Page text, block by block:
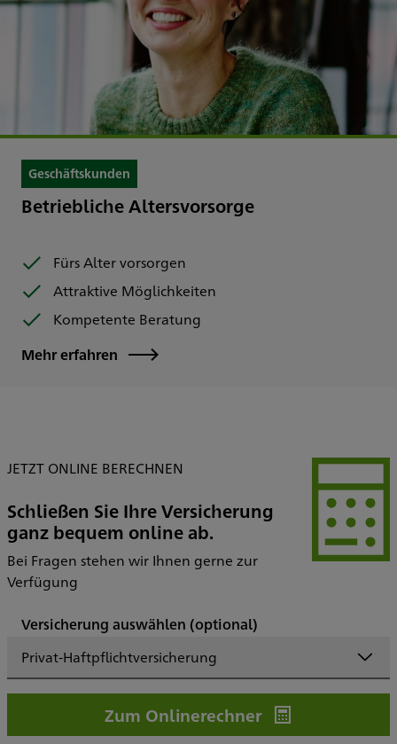
Geschäftskunden
Betriebliche Altersvorsorge
Fürs Alter vorsorgen
Attraktive Möglichkeiten
Kompetente Beratung
Mehr erfahren
JETZT ONLINE BERECHNEN
Schließen Sie Ihre Versicherung
ganz bequem online ab.
Bei Fragen stehen wir Ihnen gerne zur
Verfügung
Versicherung auswählen (optional)
Privat-Haftpflichtversicherung
Zum Onlinerechner